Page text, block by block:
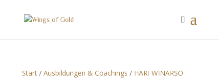
Start/ Ausbildungen & Coachings / HARI WINARSO